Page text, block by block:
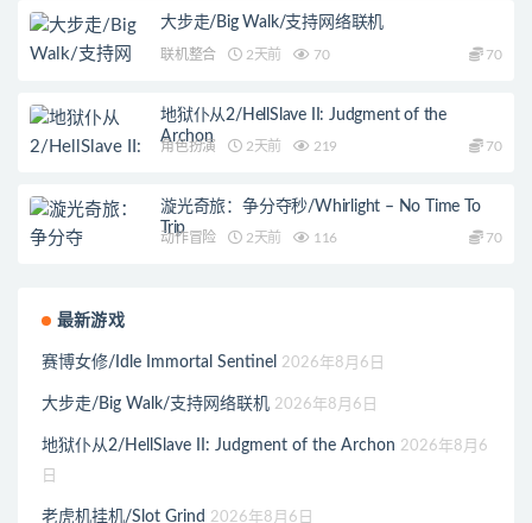
大步走/Big Walk/支持网络联机
联机整合 2天前 70 70
地狱仆从2/HellSlave II: Judgment of the
Archon
角色扮演 2天前 219 70
漩光奇旅：争分夺秒/Whirlight – No Time To
Trip
动作冒险 2天前 116 70
最新游戏
赛博女修/Idle Immortal Sentinel 2026年8月6日
大步走/Big Walk/支持网络联机 2026年8月6日
地狱仆从2/HellSlave II: Judgment of the Archon 2026年8月6
日
老虎机挂机/Slot Grind 2026年8月6日